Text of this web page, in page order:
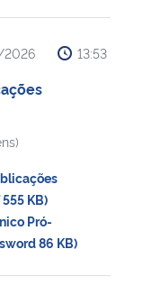
13:53
KB)
Pró-
86 KB)